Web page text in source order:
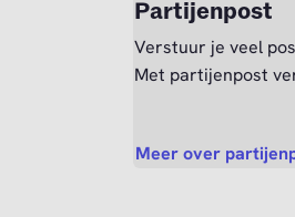
Partijenpost
Verstuur je veel
Met partijenpost
Meer over